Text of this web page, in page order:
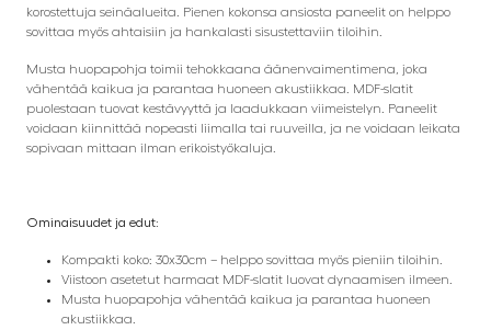
korostettuja seinäalueita. Pienen kokonsa ansiosta paneelit on helppo
sovittaa myös ahtaisiin ja hankalasti sisustettaviin tiloihin.
Musta huopapohja toimii tehokkaana äänenvaimentimena, joka
vähentää kaikua ja parantaa huoneen akustiikkaa. MDF-slatit
puolestaan tuovat kestävyyttä ja laadukkaan viimeistelyn. Paneelit
voidaan kiinnittää nopeasti liimalla tai ruuveilla, ja ne voidaan leikata
sopivaan mittaan ilman erikoistyökaluja.
Ominaisuudet ja edut:
Kompakti koko: 30x30cm – helppo sovittaa myös pieniin tiloihin.
Viistoon asetetut harmaat MDF-slatit luovat dynaamisen ilmeen.
Musta huopapohja vähentää kaikua ja parantaa huoneen
akustiikkaa.